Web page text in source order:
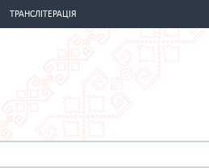
ТРАНСЛІТЕРАЦІЯ